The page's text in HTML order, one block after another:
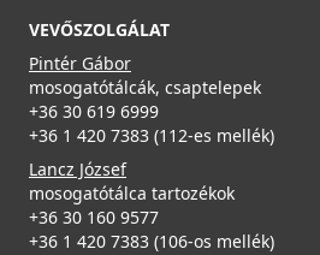
ELLECI - Csaptelep Bahia - Fekete
MOKBAHBK
219 990 Ft
Részletek
Csaplyukfúró FF35 35 mm-es
VEVŐSZOLGÁLAT
Pintér Gábor
mosogatótálcák, csaptelepek
+36 30 619 6999
+36 1 420 7383 (112-es mellék)
Lancz József
mosogatótálca tartozékok
+36 30 160 9577
+36 1 420 7383 (106-os mellék)